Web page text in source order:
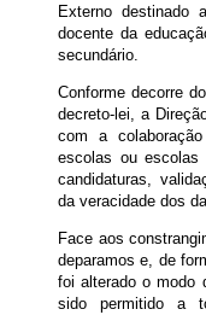
Externo destinado
docente da
secundário.
Conforme decorre
decreto-lei, a
com a
escolas ou
candidaturas,
da veracidade dos
Face aos
deparamos e, de
foi alterado o modo
sido permitido a